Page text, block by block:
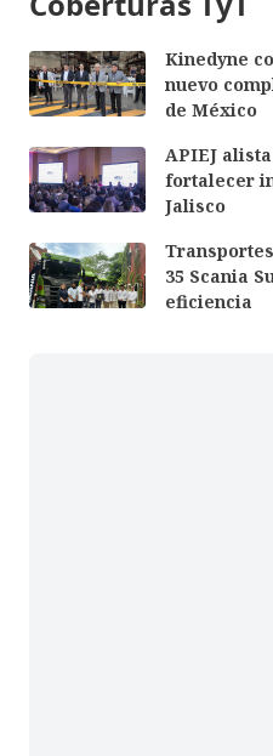
Kinedyne
nuevo
de México
APIEJ
fortalecer
Jalisco
35 Scania
eficiencia